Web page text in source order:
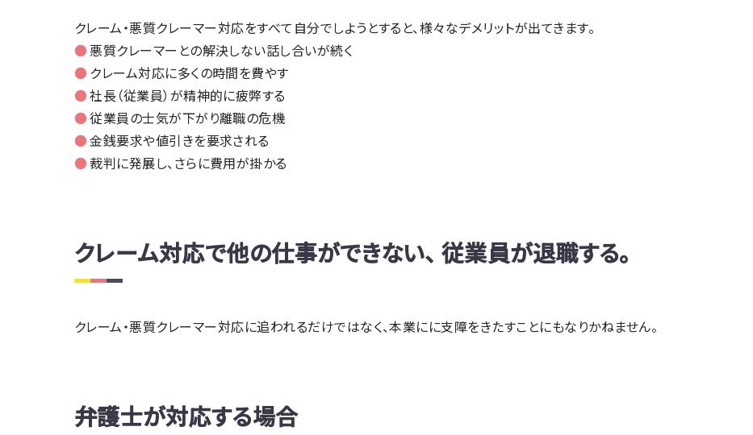
クレーム・悪質クレーマー対応をすべて自分でしようとすると、様々なデメリットが出てきます。
悪質クレーマーとの解決しない話し合いが続く
クレーム対応に多くの時間を費やす
社長（従業員）が精神的に疲弊する
従業員の士気が下がり離職の危機
金銭要求や値引きを要求される
裁判に発展し、さらに費用が掛かる
クレーム対応で他の仕事ができない、 従業員が退職する。
クレーム・悪質クレーマー対応に追われるだけではなく、本業にに支障をきたすことにもなりかねません。
弁護士が対応する場合